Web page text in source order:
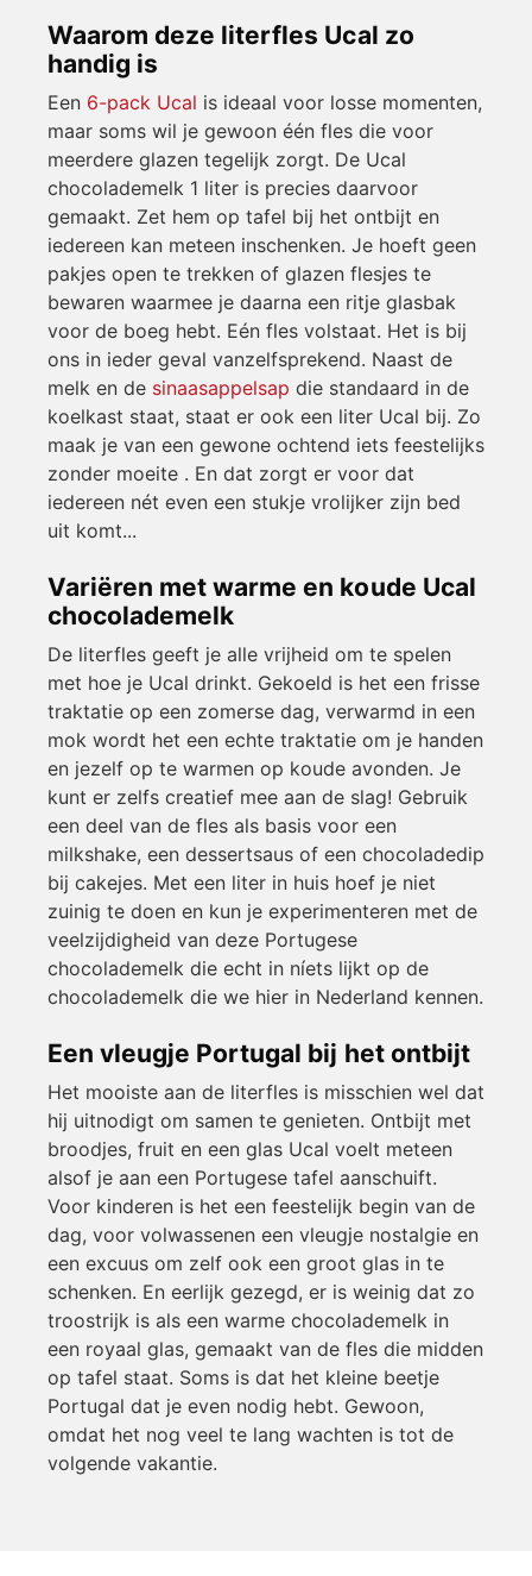
Waarom deze literfles Ucal zo
handig is
Een 6-pack Ucal is ideaal voor losse momenten,
maar soms wil je gewoon één fles die voor
meerdere glazen tegelijk zorgt. De Ucal
chocolademelk 1 liter is precies daarvoor
gemaakt. Zet hem op tafel bij het ontbijt en
iedereen kan meteen inschenken. Je hoeft geen
pakjes open te trekken of glazen flesjes te
bewaren waarmee je daarna een ritje glasbak
voor de boeg hebt. Eén fles volstaat. Het is bij
ons in ieder geval vanzelfsprekend. Naast de
melk en de sinaasappelsap die standaard in de
koelkast staat, staat er ook een liter Ucal bij. Zo
maak je van een gewone ochtend iets feestelijks
zonder moeite . En dat zorgt er voor dat
iedereen nét even een stukje vrolijker zijn bed
uit komt...
Variëren met warme en koude Ucal
chocolademelk
De literfles geeft je alle vrijheid om te spelen
met hoe je Ucal drinkt. Gekoeld is het een frisse
traktatie op een zomerse dag, verwarmd in een
mok wordt het een echte traktatie om je handen
en jezelf op te warmen op koude avonden. Je
kunt er zelfs creatief mee aan de slag! Gebruik
een deel van de fles als basis voor een
milkshake, een dessertsaus of een chocoladedip
bij cakejes. Met een liter in huis hoef je niet
zuinig te doen en kun je experimenteren met de
veelzijdigheid van deze Portugese
chocolademelk die echt in níets lijkt op de
chocolademelk die we hier in Nederland kennen.
Een vleugje Portugal bij het ontbijt
Het mooiste aan de literfles is misschien wel dat
hij uitnodigt om samen te genieten. Ontbijt met
broodjes, fruit en een glas Ucal voelt meteen
alsof je aan een Portugese tafel aanschuift.
Voor kinderen is het een feestelijk begin van de
dag, voor volwassenen een vleugje nostalgie en
een excuus om zelf ook een groot glas in te
schenken. En eerlijk gezegd, er is weinig dat zo
troostrijk is als een warme chocolademelk in
een royaal glas, gemaakt van de fles die midden
op tafel staat. Soms is dat het kleine beetje
Portugal dat je even nodig hebt. Gewoon,
omdat het nog veel te lang wachten is tot de
volgende vakantie.